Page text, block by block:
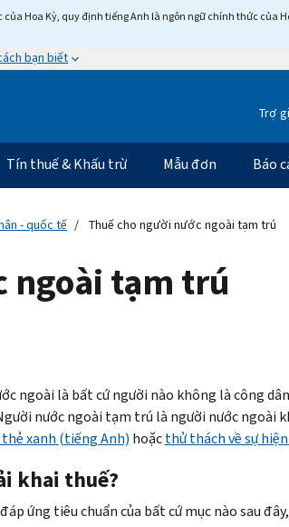
Hoa Kỳ, quy định tiếng Anh là ngôn ngữ chính thức của
bạn biết
Trợ
Tín thuế & Khấu trừ Mẫu đơn Báo
- quốc tế Thuế cho người nước ngoài tạm trú
ngoài tạm trú
ngoài là bất cứ người nào không là công
nước ngoài tạm trú là người nước ngoài
xanh (tiếng Anh) hoặcthử thách về sự
khai thuế?
ứng tiêu chuẩn của bất cứ mục nào sau